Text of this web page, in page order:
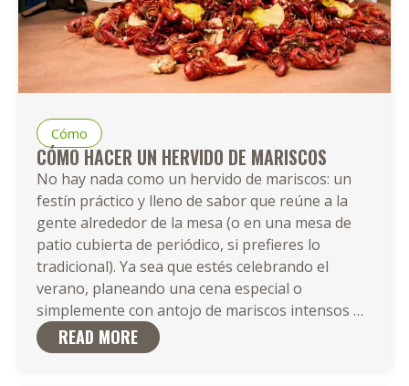
Cómo
CÓMO HACER UN HERVIDO DE MARISCOS
No hay nada como un hervido de mariscos: un
festín práctico y lleno de sabor que reúne a la
gente alrededor de la mesa (o en una mesa de
patio cubierta de periódico, si prefieres lo
tradicional). Ya sea que estés celebrando el
verano, planeando una cena especial o
simplemente con antojo de mariscos intensos …
READ MORE